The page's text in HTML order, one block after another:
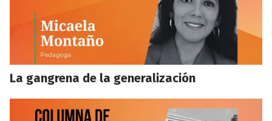
La gangrena de la generalización